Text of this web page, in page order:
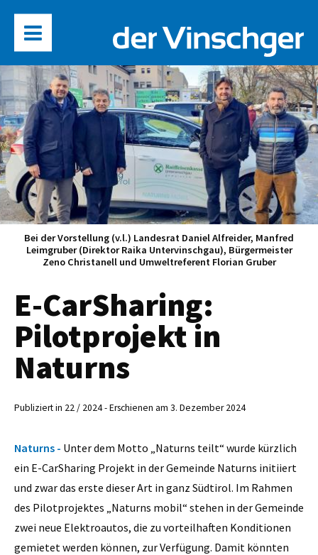
Bei der Vorstellung (v.l.) Landesrat Daniel Alfreider, Manfred
Leimgruber (Direktor Raika Untervinschgau), Bürgermeister
Zeno Christanell und Umweltreferent Florian Gruber
E-CarSharing:
Pilotprojekt in
Naturns
Publiziert in 22 / 2024 - Erschienen am 3. Dezember 2024
Naturns - Unter dem Motto „Naturns teilt“ wurde kürzlich
ein E-CarSharing Projekt in der Gemeinde Naturns initiiert
und zwar das erste dieser Art in ganz Südtirol. Im Rahmen
des Pilotprojektes „Naturns mobil“ stehen in der Gemeinde
zwei neue Elektroautos, die zu vorteilhaften Konditionen
gemietet werden können, zur Verfügung. Damit könnten